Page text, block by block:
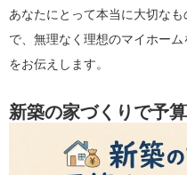
あなたにとって本当に大切な
で、無理なく理想のマイホー
をお伝えします。
新築の家づくりで予